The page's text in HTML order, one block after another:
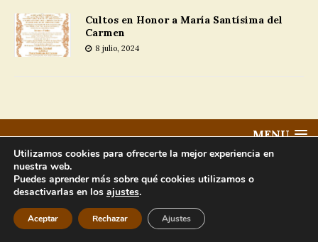
Cultos en Honor a María Santísima del
Carmen
8 julio, 2024
MENU
Hermandad Carmelitana de la Santa Cruz, Nuestro Padre Jesús en
su Prendimiento y María Santísima del Carmen.
Utilizamos cookies para ofrecerte la mejor experiencia en
nuestra web.
Puedes aprender más sobre qué cookies utilizamos o
desactivarlas en los ajustes.
Aceptar Rechazar Ajustes